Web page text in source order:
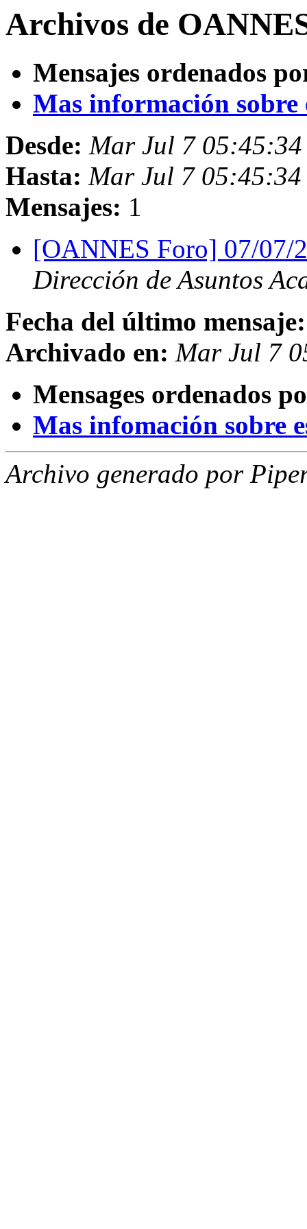
Archivos de
Mensajes ordenados
Mas información sobre
Desde: Mar Jul 7
Hasta: Mar Jul 7 05:45:34
Mensajes: 1
[OANNES Foro] 07/
Dirección de Asuntos
Fecha del último mensaje:
Archivado en: Mar Jul 7
Mensages ordenados
Mas infomación sobre
Archivo generado por